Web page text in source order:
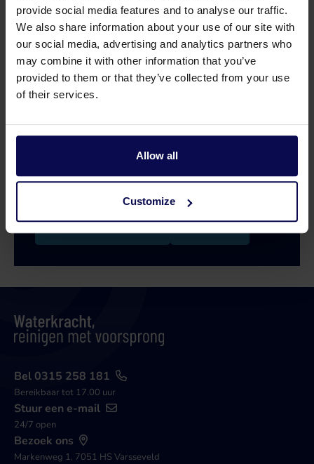
provide social media features and to analyse our traffic.
We also share information about your use of our site with
our social media, advertising and analytics partners who
may combine it with other information that you’ve
provided to them or that they’ve collected from your use
of their services.
Allow all
Customize
Heb je een vraag of hulp nodig?
Onze specialisten helpen je graag verder bij je
jouw vraagstuk!
Bel 0315 258 181 Contact
Bel 0315 258 181
Bereikbaar tot 17.00 uur
Stuur een e-mail
24/7 open
Bezoek ons
Markenweg 1, 7051 HS Varsseveld